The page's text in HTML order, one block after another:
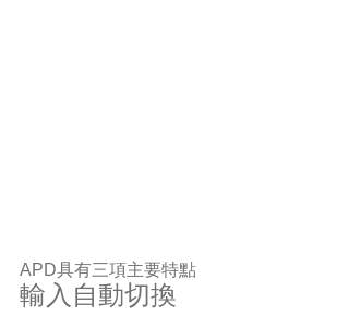
APD具有三項主要特點
輸入自動切換